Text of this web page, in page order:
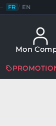
FR / EN
Mon